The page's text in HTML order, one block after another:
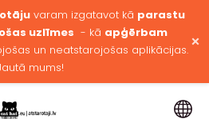
varam izgatavot kā parastu
uzlīmes - kā apģērbam
un neatstarojošas aplikācijas.
mums!
×